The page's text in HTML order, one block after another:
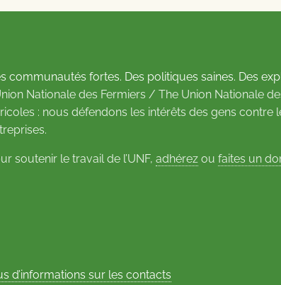
communautés fortes. Des politiques saines. Des
Nationale des Fermiers / The Union Nationale
: nous défendons les intérêts des gens
soutenir le travail de l’UNF, adhérez ou faites un
d’informations sur les contacts